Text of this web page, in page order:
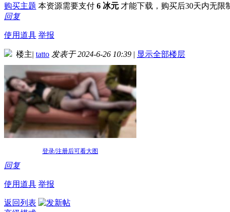
购买主题 本资源需要支付 6 冰元 才能下载，购买后30天内无限
回复
使用道具 举报
楼主| tatto 发表于 2024-6-26 10:39 | 显示全部楼层
登录/注册后可看大图
回复
使用道具 举报
返回列表